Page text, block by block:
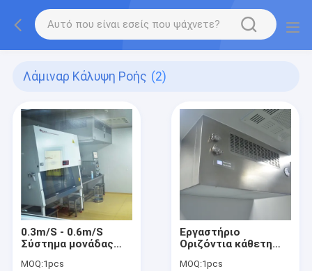
Λάμιναρ Κάλυψη Ροής (2)
0.3m/S - 0.6m/S
Σύστημα μονάδας
ρευστότητας
MOQ:1pcs
Εργαστήριο
Οριζόντια κάθετη
ροής αέρα LAF
MOQ:1pcs